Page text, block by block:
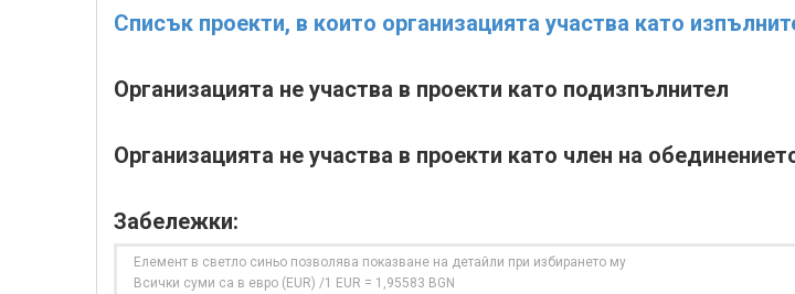
Списък проекти, в които организацията участва като
Организацията не участва в проекти като подизпълнител
Организацията не участва в проекти като член на
Забележки:
Елемент в светло синьо позволява показване на детайли при избирането му
Всички суми са в евро (EUR) /1 EUR = 1,95583 BGN